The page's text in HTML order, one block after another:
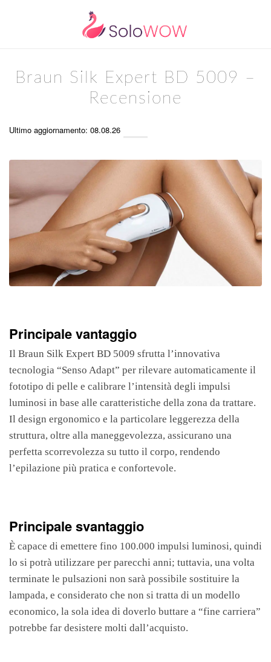
Braun Silk Expert BD 5009 –
Recensione
Ultimo aggiornamento: 08.08.26
Principale vantaggio
Il Braun Silk Expert BD 5009 sfrutta l’innovativa
tecnologia “Senso Adapt” per rilevare automaticamente il
fototipo di pelle e calibrare l’intensità degli impulsi
luminosi in base alle caratteristiche della zona da trattare.
Il design ergonomico e la particolare leggerezza della
struttura, oltre alla maneggevolezza, assicurano una
perfetta scorrevolezza su tutto il corpo, rendendo
l’epilazione più pratica e confortevole.
Principale svantaggio
È capace di emettere fino 100.000 impulsi luminosi, quindi
lo si potrà utilizzare per parecchi anni; tuttavia, una volta
terminate le pulsazioni non sarà possibile sostituire la
lampada, e considerato che non si tratta di un modello
economico, la sola idea di doverlo buttare a “fine carriera”
potrebbe far desistere molti dall’acquisto.